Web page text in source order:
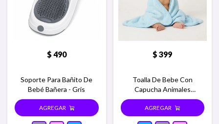
$ 490
Soporte Para Bañito De
Bebé Bañera - Gris
$ 399
Toalla De Bebe Con
Capucha Animales
80x80cm - Azul